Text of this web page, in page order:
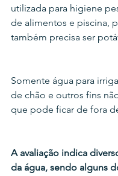
utilizada para higiene
de alimentos e piscina,
também precisa ser
Somente água para
de chão e outros fins
que pode ficar de fora
A avaliação indica
da água, sendo alguns